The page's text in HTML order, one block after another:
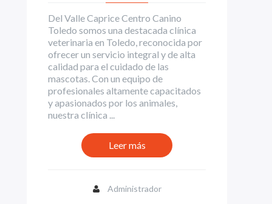
Del Valle Caprice Centro Canino
Toledo somos una destacada clínica
veterinaria en Toledo, reconocida por
ofrecer un servicio integral y de alta
calidad para el cuidado de las
mascotas. Con un equipo de
profesionales altamente capacitados
y apasionados por los animales,
nuestra clínica ...
Leer más
Administrador